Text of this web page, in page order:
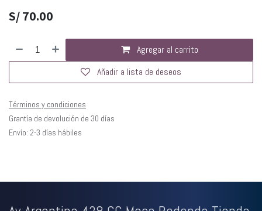
S/70.00
Agregar al carrito
Añadir a lista de deseos
Términos y condiciones
Grantía de devolución de 30 días
Envío: 2-3 días hábiles